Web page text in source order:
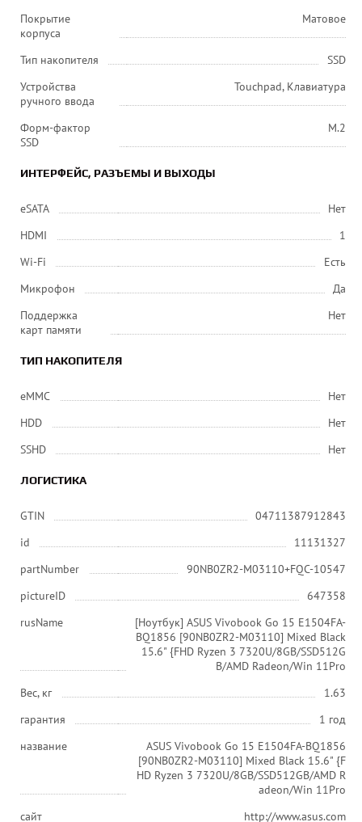
Покрытие
корпуса
Матовое
Тип накопителя
SSD
Устройства
ручного ввода
Touchpad, Клавиатура
Форм-фактор
SSD
M.2
ИНТЕРФЕЙС, РАЗЪЕМЫ И ВЫХОДЫ
eSATA
Нет
HDMI
1
Wi-Fi
Есть
Микрофон
Да
Поддержка
карт памяти
Нет
ТИП НАКОПИТЕЛЯ
eMMC
Нет
HDD
Нет
SSHD
Нет
ЛОГИСТИКА
GTIN
04711387912843
id
11131327
partNumber
90NB0ZR2-M03110+FQC-10547
pictureID
647358
rusName
[Ноутбук] ASUS Vivobook Go 15 E1504FA-
BQ1856 [90NB0ZR2-M03110] Mixed Black
15.6" {FHD Ryzen 3 7320U/8GB/SSD512G
B/AMD Radeon/Win 11Pro
Вес, кг
1.63
гарантия
1 год
название
ASUS Vivobook Go 15 E1504FA-BQ1856
[90NB0ZR2-M03110] Mixed Black 15.6" {F
HD Ryzen 3 7320U/8GB/SSD512GB/AMD R
adeon/Win 11Pro
сайт
http://www.asus.com